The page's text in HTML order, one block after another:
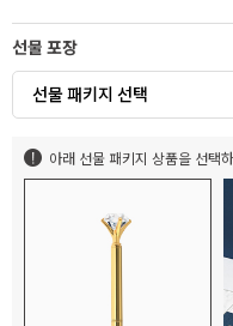
선물 포장
선물 패키지 선택
아래 선물 패키지 상품을 선택